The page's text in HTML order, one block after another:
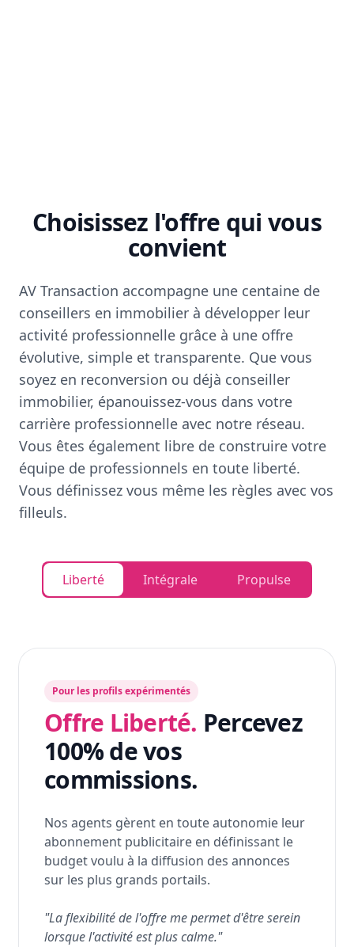
Choisissez l'offre qui vous
convient
AV Transaction accompagne une centaine de
conseillers en immobilier à développer leur
activité professionnelle grâce à une offre
évolutive, simple et transparente. Que vous
soyez en reconversion ou déjà conseiller
immobilier, épanouissez-vous dans votre
carrière professionnelle avec notre réseau.
Vous êtes également libre de construire votre
équipe de professionnels en toute liberté.
Vous définissez vous même les règles avec vos
filleuls.
Liberté Intégrale Propulse
Pour les profils expérimentés
Offre Liberté. Percevez
100% de vos
commissions.
Nos agents gèrent en toute autonomie leur
abonnement publicitaire en définissant le
budget voulu à la diffusion des annonces
sur les plus grands portails.
"La flexibilité de l'offre me permet d'être serein
lorsque l'activité est plus calme."